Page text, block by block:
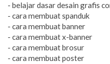
- belajar dasar desain grafis
- cara membuat spanduk
- cara membuat banner
- cara membuat x-banner
- cara membuat brosur
- cara membuat poster